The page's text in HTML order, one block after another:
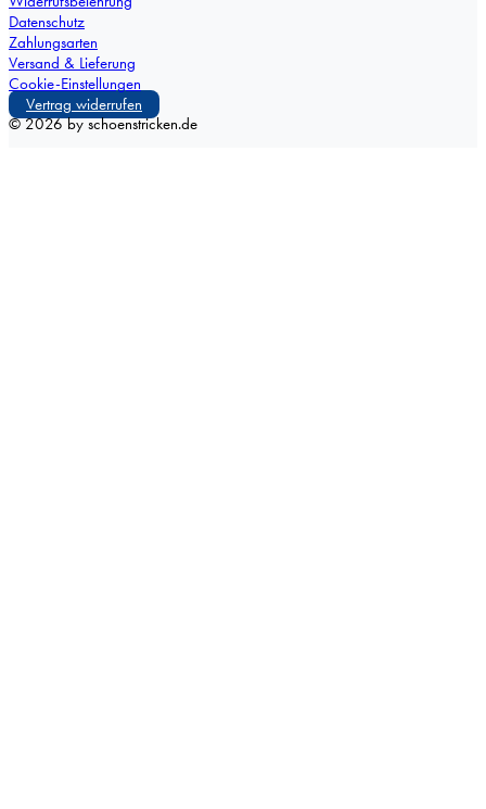
Datenschutz
Zahlungsarten
Versand & Lieferung
Cookie-Einstellungen
Vertrag widerrufen
© 2026 by schoenstricken.de